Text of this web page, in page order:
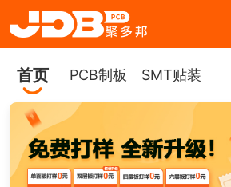
首页 PCB制板 SMT贴装